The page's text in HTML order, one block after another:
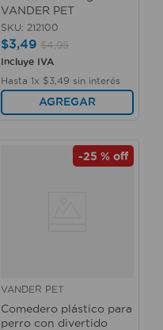
VANDER PET
SKU: 212100
$3,49 $4,95
Incluye IVA
Hasta 1x $3 49 sin interés
AGREGAR
-25 % off
VANDER PET
Comedero plástico para
perro con divertido